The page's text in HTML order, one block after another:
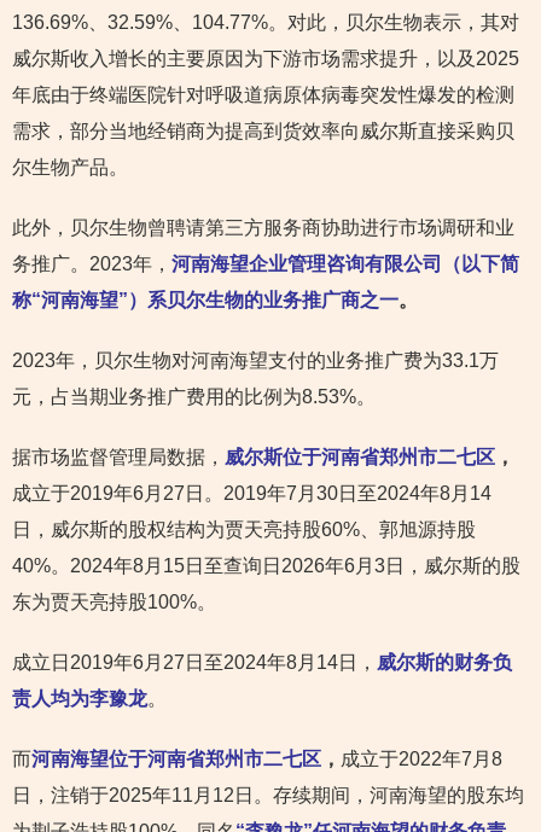
136.69%、32.59%、104.77%。对此，贝尔生物表示，其对
威尔斯收入增长的主要原因为下游市场需求提升，以及2025
年底由于终端医院针对呼吸道病原体病毒突发性爆发的检测
需求，部分当地经销商为提高到货效率向威尔斯直接采购贝
尔生物产品。
此外，贝尔生物曾聘请第三方服务商协助进行市场调研和业
务推广。2023年， 河南海望企业管理咨询有限公司（以下简
称“河南海望”）系贝尔生物的业务推广商之一。
2023年，贝尔生物对河南海望支付的业务推广费为33.1万
元，占当期业务推广费用的比例为8.53%。
据市场监督管理局数据， 威尔斯位于河南省郑州市二七区 ，
成立于2019年6月27日。2019年7月30日至2024年8月14
日，威尔斯的股权结构为贾天亮持股60%、郭旭源持股
40%。2024年8月15日至查询日2026年6月3日，威尔斯的股
东为贾天亮持股100%。
成立日2019年6月27日至2024年8月14日， 威尔斯的财务负
责人均为李豫龙。
而河南海望位于河南省郑州市二七区 ， 成立于2022年7月8
日，注销于2025年11月12日。存续期间，河南海望的股东均